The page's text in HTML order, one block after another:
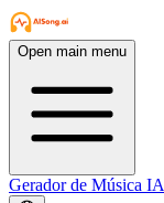
Open main menu
Gerador de Música IA